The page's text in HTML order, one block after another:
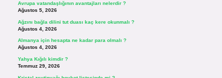
Avrupa vatandaşlığının avantajları nelerdir ?
Ağustos 5, 2026
Ağzını bağla dilini tut duası kaç kere okunmalı ?
Ağustos 4, 2026
Almanya için hesapta ne kadar para olmalı ?
Ağustos 4, 2026
Yahya Kığılı kimdir ?
Temmuz 29, 2026